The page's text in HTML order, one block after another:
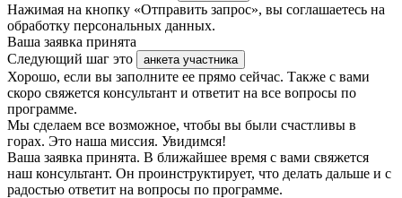
Нажимая на кнопку «Отправить запрос», вы соглашаетесь на
обработку персональных данных.
Ваша заявка принята
Следующий шаг это
анкета участника
Хорошо, если вы заполните ее прямо сейчас. Также с вами
скоро свяжется консультант и ответит на все вопросы по
программе.
Мы сделаем все возможное, чтобы вы были счастливы в
горах. Это наша миссия. Увидимся!
Ваша заявка принята. В ближайшее время с вами свяжется
наш консультант. Он проинструктирует, что делать дальше и с
радостью ответит на вопросы по программе.